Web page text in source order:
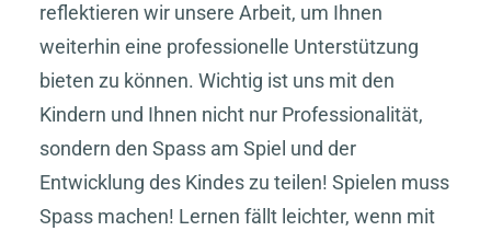
reflektieren wir unsere Arbeit, um Ihnen
weiterhin eine professionelle Unterstützung
bieten zu können. Wichtig ist uns mit den
Kindern und Ihnen nicht nur Professionalität,
sondern den Spass am Spiel und der
Entwicklung des Kindes zu teilen! Spielen muss
Spass machen! Lernen fällt leichter, wenn mit